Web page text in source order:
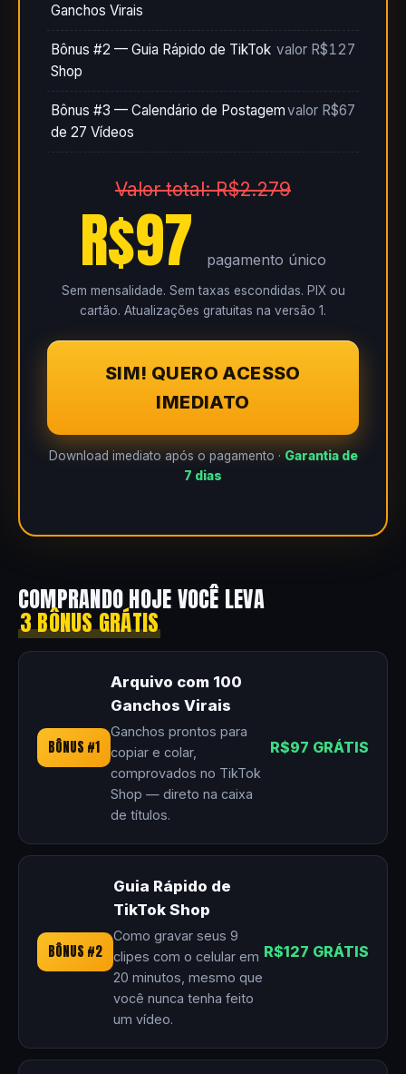
Ganchos Virais
Bônus #2 — Guia Rápido de TikTok
Shop
valor R$127
Bônus #3 — Calendário de Postagem
de 27 Vídeos
valor R$67
Valor total: R$2.279
R$97 pagamento único
Sem mensalidade. Sem taxas escondidas. PIX ou
cartão. Atualizações gratuitas na versão 1.
SIM! QUERO ACESSO
IMEDIATO
Download imediato após o pagamento · Garantia de
7 dias
COMPRANDO HOJE VOCÊ LEVA
3 BÔNUS GRÁTIS
BÔNUS #1
Arquivo com 100
Ganchos Virais
Ganchos prontos para
copiar e colar,
comprovados no TikTok
Shop — direto na caixa
de títulos.
R$97 GRÁTIS
BÔNUS #2
Guia Rápido de
TikTok Shop
Como gravar seus 9
clipes com o celular em
20 minutos, mesmo que
você nunca tenha feito
um vídeo.
R$127 GRÁTIS